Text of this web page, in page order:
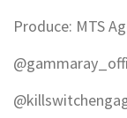
Produce: MTS